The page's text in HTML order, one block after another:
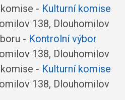
- Kulturní komise
138, Dlouhomilov
- Kontrolní výbor
138, Dlouhomilov
- Kulturní komise
138, Dlouhomilov